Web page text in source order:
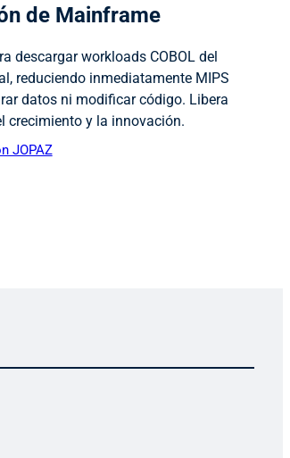
de Mainframe
descargar workloads COBOL del
reduciendo inmediatamente MIPS
datos ni modificar código. Libera
crecimiento y la innovación.
JOPAZ